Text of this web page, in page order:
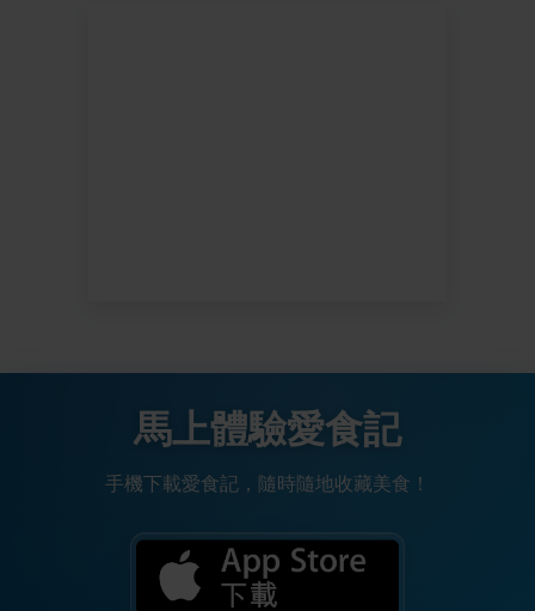
馬上體驗愛食記
手機下載愛食記，隨時隨地收藏美食！